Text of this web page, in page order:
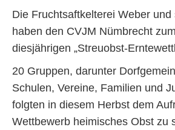
Die Fruchtsaftkelterei Weber und
haben den CVJM Nümbrecht
diesjährigen „Streuobst-
20 Gruppen, darunter
Schulen, Vereine, Familien und
folgten in diesem Herbst dem
Wettbewerb heimisches Obst zu